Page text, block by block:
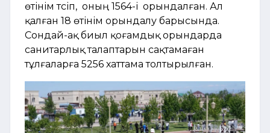
өтінім түсіп, оның 1564-і орындалған. Ал
қалған 18 өтінім орындалу барысында.
Сондай-ақ биыл қоғамдық орындарда
санитарлық талаптарын сақтамаған
тұлғаларға 5256 хаттама толтырылған.